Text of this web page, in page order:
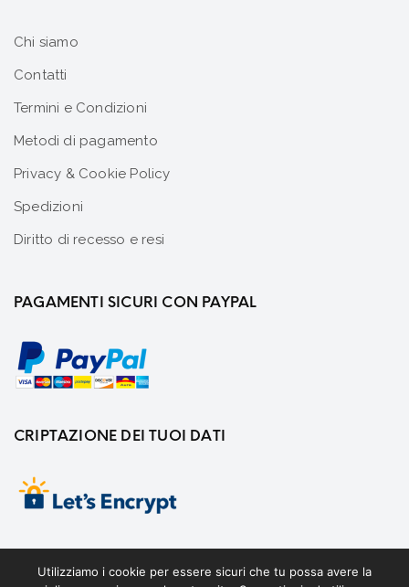
Chi siamo
Contatti
Termini e Condizioni
Metodi di pagamento
Privacy & Cookie Policy
Spedizioni
Diritto di recesso e resi
PAGAMENTI SICURI CON PAYPAL
CRIPTAZIONE DEI TUOI DATI
Utilizziamo i cookie per essere sicuri che tu possa avere la